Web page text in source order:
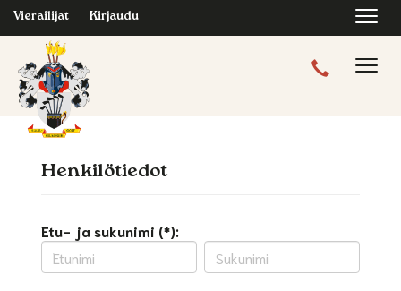
Vierailijat Kirjaudu
Henkilötiedot
Etu- ja sukunimi (*):